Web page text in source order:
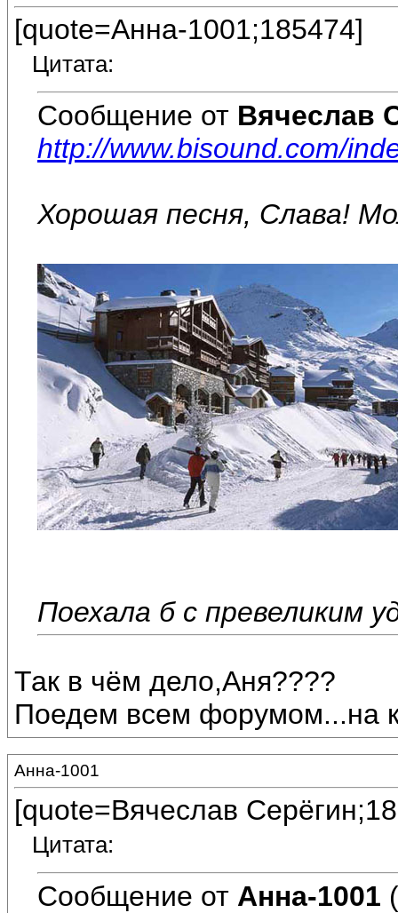
[quote=Анна-1001;185474]
Цитата:
Сообщение от Вячеслав
http://www.bisound.com/
Хорошая песня, Слава!
Поехала б с превеликим
Так в чём дело,Аня????
Поедем всем форумом...на
Анна-1001
[quote=Вячеслав
Цитата:
Сообщение от Анна-1001